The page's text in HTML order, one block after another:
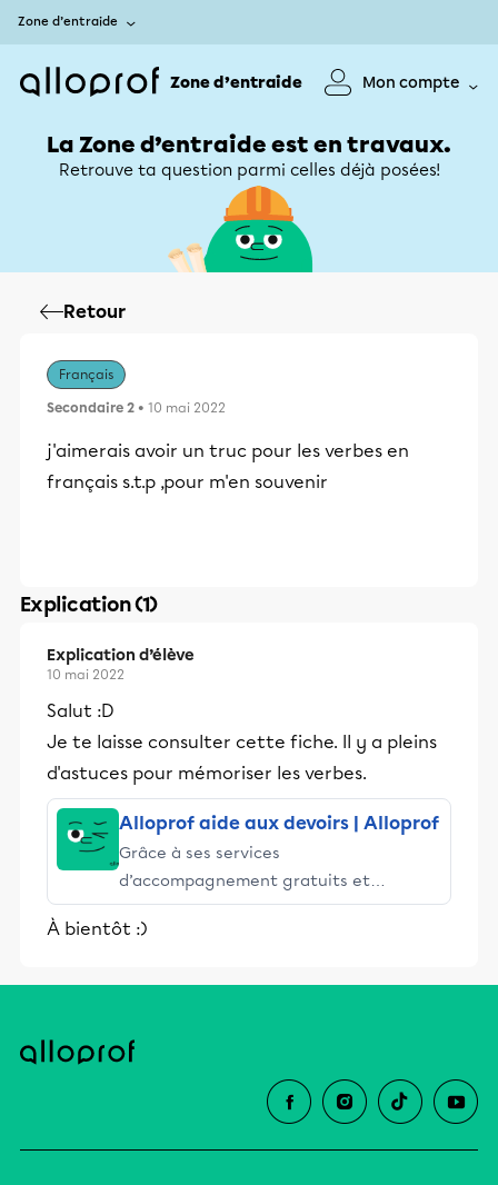
Zone d’entraide
Zone d’entraide Mon compte
La Zone d’entraide est en travaux.
Retrouve ta question parmi celles déjà posées!
Retour
Français
Secondaire 2 • 10 mai 2022
j'aimerais avoir un truc pour les verbes en
français s.t.p ,pour m'en souvenir
Explication (1)
Explication d’élève
10 mai 2022
Salut :D
Je te laisse consulter cette fiche. Il y a pleins
d'astuces pour mémoriser les verbes.
Alloprof aide aux devoirs | Alloprof
Grâce à ses services
d’accompagnement gratuits et
stimulants, Alloprof engage les élèves
et leurs parents dans la réussite
À bientôt :)